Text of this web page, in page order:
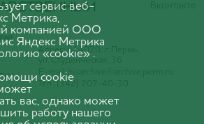
Адрес: 614070, г. Пермь,
ул. Студенческая, 36
E-mail:
Тел.: (342) 207-40-30
сервис веб-
Метрика,
компанией ООО
Яндекс Метрика
«cookie» .
cookie
вас, однако может
работу нашего